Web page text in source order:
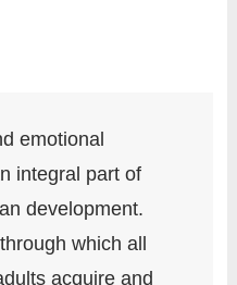
emotional
integral part of
development.
which all
acquire and